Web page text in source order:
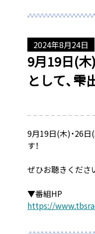
2024年8月24日
9月19日(木
として、雫
9月19日(木)・26日
す！
ぜひお聴きくださ
▼番組HP
https://